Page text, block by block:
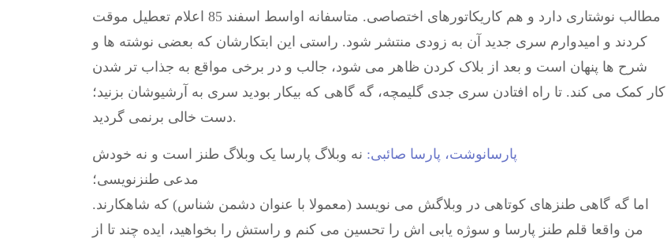
مطالب نوشتاری دارد و هم کاریکاتورهای اختصاصی. متاسفانه اواسط اسفند 85 اعلام تعطیل موقت
کردند و امیدوارم سری جدید آن به زودی منتشر شود. راستی این ابتکارشان که بعضی نوشته ها و
شرح ها پنهان است و بعد از بلاک کردن ظاهر می شود، جالب و در برخی مواقع به جذاب تر شدن
کار کمک می کند. تا راه افتادن سری جدی گلیمچه، گه گاهی که بیکار بودید سری به آرشیوشان بزنید؛
دست خالی برنمی گردید.
پارسانوشت، پارسا صائبی: نه وبلاگ پارسا یک وبلاگ طنز است و نه خودش
مدعی طنزنویسی؛
اما گه گاهی طنزهای کوتاهی در وبلاگش می نویسد (معمولا با عنوان دشمن شناس) که شاهکارند.
من واقعا قلم طنز پارسا و سوژه یابی اش را تحسین می کنم و راستش را بخواهید، ایده چند تا از